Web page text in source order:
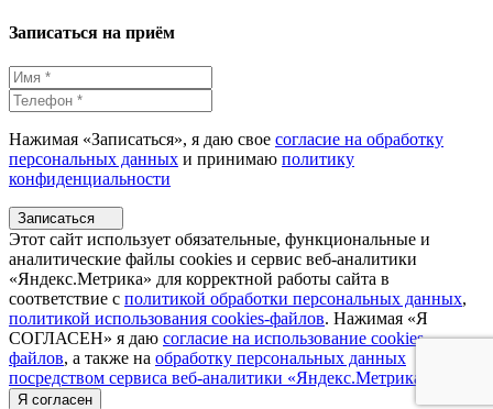
Записаться на приём
Нажимая «Записаться», я даю свое согласие на обработку
персональных данных и принимаю политику
конфиденциальности
Записаться
Этот сайт использует обязательные, функциональные и
аналитические файлы cookies и сервис веб-аналитики
«Яндекс.Метрика» для корректной работы сайта в
соответствие с политикой обработки персональных данных,
политикой использования cookies-файлов. Нажимая «Я
СОГЛАСЕН» я даю согласие на использование cookies
файлов, а также на обработку персональных данных
посредством сервиса веб-аналитики «Яндекс.Метрика»
Я согласен